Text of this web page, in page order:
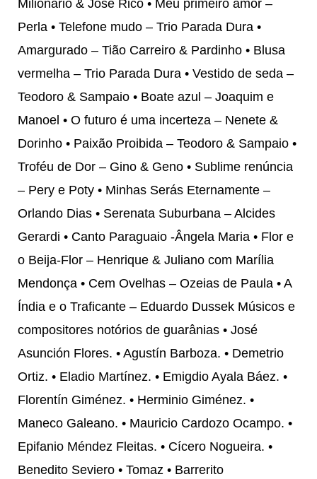
Milionário & José Rico • Meu primeiro amor –
Perla • Telefone mudo – Trio Parada Dura •
Amargurado – Tião Carreiro & Pardinho • Blusa
vermelha – Trio Parada Dura • Vestido de seda –
Teodoro & Sampaio • Boate azul – Joaquim e
Manoel • O futuro é uma incerteza – Nenete &
Dorinho • Paixão Proibida – Teodoro & Sampaio •
Troféu de Dor – Gino & Geno • Sublime renúncia
– Pery e Poty • Minhas Serás Eternamente –
Orlando Dias • Serenata Suburbana – Alcides
Gerardi • Canto Paraguaio -Ângela Maria • Flor e
o Beija-Flor – Henrique & Juliano com Marília
Mendonça • Cem Ovelhas – Ozeias de Paula • A
Índia e o Traficante – Eduardo Dussek Músicos e
compositores notórios de guarânias • José
Asunción Flores. • Agustín Barboza. • Demetrio
Ortiz. • Eladio Martínez. • Emigdio Ayala Báez. •
Florentín Giménez. • Herminio Giménez. •
Maneco Galeano. • Mauricio Cardozo Ocampo. •
Epifanio Méndez Fleitas. • Cícero Nogueira. •
Benedito Seviero • Tomaz • Barrerito